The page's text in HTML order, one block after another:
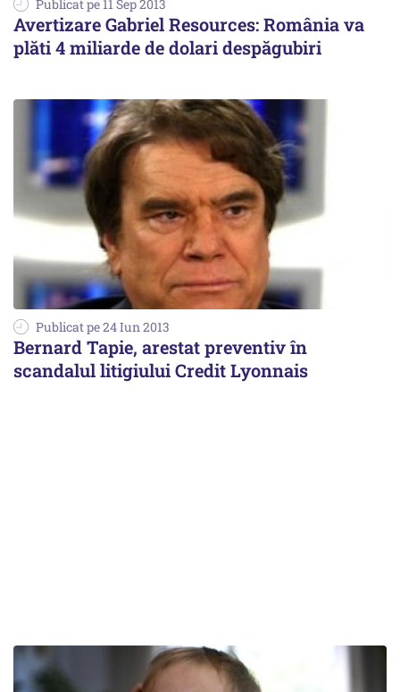
Publicat pe 11 Sep 2013
Avertizare Gabriel Resources: România va
plăti 4 miliarde de dolari despăgubiri
Publicat pe 24 Iun 2013
Bernard Tapie, arestat preventiv în
scandalul litigiului Credit Lyonnais